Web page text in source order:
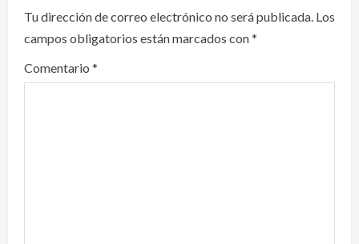
i
g
a
Tu dirección de correo electrónico no será publicada. Los
campos obligatorios están marcados con*
Comentario *